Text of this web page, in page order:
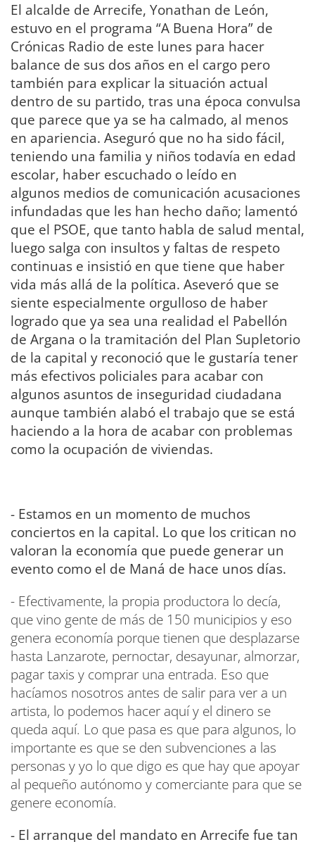
El alcalde de Arrecife, Yonathan de León,
estuvo en el programa “A Buena Hora” de
Crónicas Radio de este lunes para hacer
balance de sus dos años en el cargo pero
también para explicar la situación actual
dentro de su partido, tras una época convulsa
que parece que ya se ha calmado, al menos
en apariencia. Aseguró que no ha sido fácil,
teniendo una familia y niños todavía en edad
escolar, haber escuchado o leído en
algunos medios de comunicación acusaciones
infundadas que les han hecho daño; lamentó
que el PSOE, que tanto habla de salud mental,
luego salga con insultos y faltas de respeto
continuas e insistió en que tiene que haber
vida más allá de la política. Aseveró que se
siente especialmente orgulloso de haber
logrado que ya sea una realidad el Pabellón
de Argana o la tramitación del Plan Supletorio
de la capital y reconoció que le gustaría tener
más efectivos policiales para acabar con
algunos asuntos de inseguridad ciudadana
aunque también alabó el trabajo que se está
haciendo a la hora de acabar con problemas
como la ocupación de viviendas.
- Estamos en un momento de muchos
conciertos en la capital. Lo que los critican no
valoran la economía que puede generar un
evento como el de Maná de hace unos días.
- Efectivamente, la propia productora lo decía,
que vino gente de más de 150 municipios y eso
genera economía porque tienen que desplazarse
hasta Lanzarote, pernoctar, desayunar, almorzar,
pagar taxis y comprar una entrada. Eso que
hacíamos nosotros antes de salir para ver a un
artista, lo podemos hacer aquí y el dinero se
queda aquí. Lo que pasa es que para algunos, lo
importante es que se den subvenciones a las
personas y yo lo que digo es que hay que apoyar
al pequeño autónomo y comerciante para que se
genere economía.
- El arranque del mandato en Arrecife fue tan